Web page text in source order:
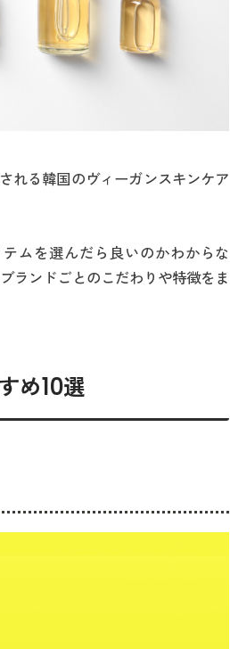
れる韓国のヴィーガンスキンケア
ムを選んだら良いのかわからな
ランドごとのこだわりや特徴をま
め10選